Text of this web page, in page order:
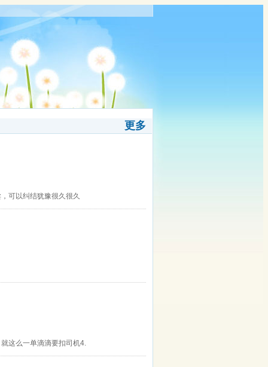
更多
可以纠结犹豫很久很久
这么一单滴滴要扣司机4.